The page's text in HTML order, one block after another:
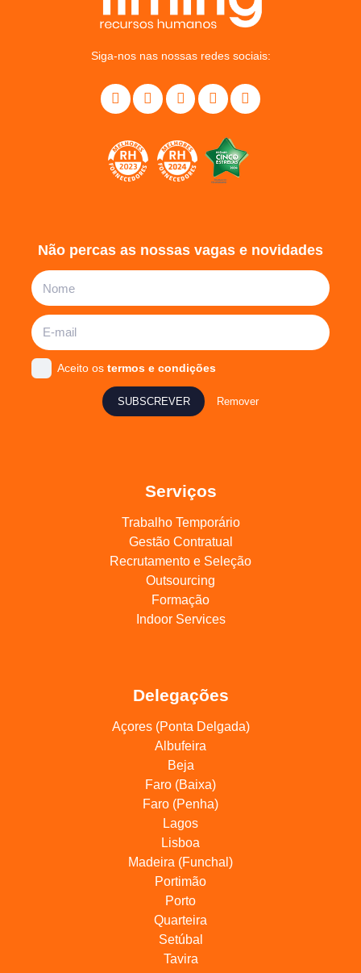
Siga-nos nas nossas redes sociais:
Serviços
Trabalho Temporário
Gestão Contratual
Recrutamento e Seleção
Outsourcing
Formação
Indoor Services
Delegações
Açores (Ponta Delgada)
Albufeira
Beja
Faro (Baixa)
Faro (Penha)
Lagos
Lisboa
Madeira (Funchal)
Portimão
Porto
Quarteira
Setúbal
Tavira
Não percas as nossas vagas e novidades
Aceito ostermos e condições
SUBSCREVER Remover